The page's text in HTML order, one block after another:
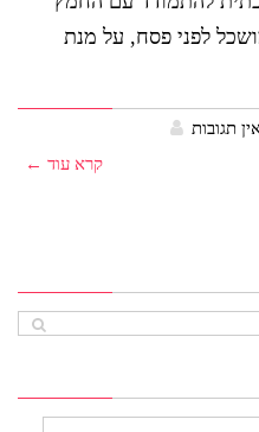
לפני פסח, על מנת
תגובות
קרא עוד ←